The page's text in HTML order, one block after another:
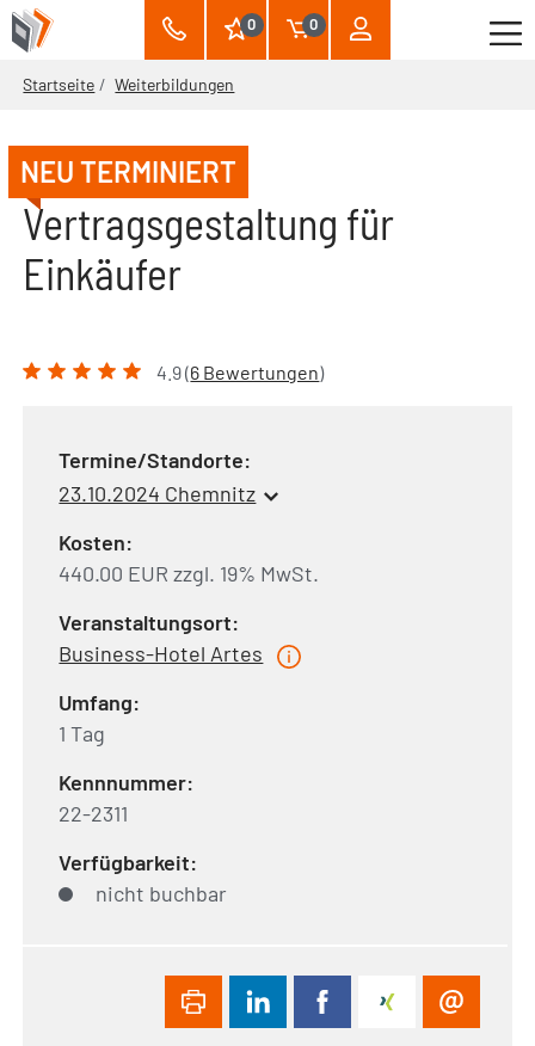
0 0
Startseite Weiterbildungen
NEU TERMINIERT
Vertragsgestaltung für
Einkäufer
4.9 (6 Bewertungen)
Termine/Standorte:
23.10.2024 Chemnitz
Kosten:
440.00 EUR zzgl. 19% MwSt.
Veranstaltungsort:
Business-Hotel Artes
Umfang:
1 Tag
Kennnummer:
22-2311
Verfügbarkeit:
nicht buchbar